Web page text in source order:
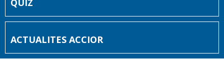
QUIZ
ACTUALITES ACCIOR